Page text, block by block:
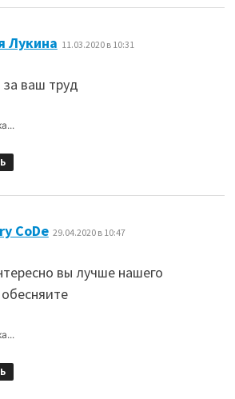
Лукина 11.03.2020 в 10:31
ваш труд
CoDe: 29.04.2020 в 10:47
вы лучше нашего